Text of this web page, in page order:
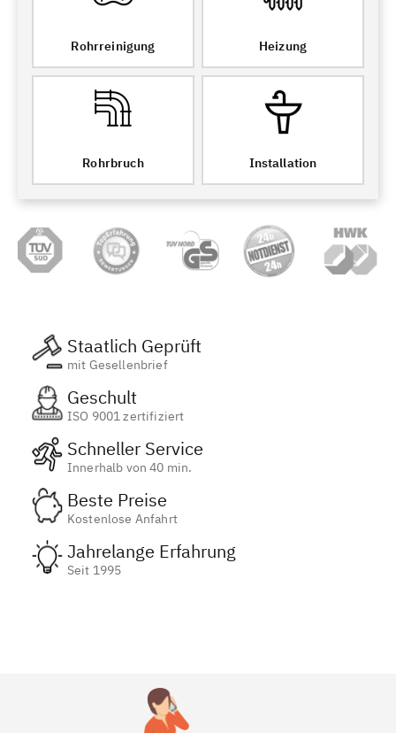
Rohrreinigung Heizung
Rohrbruch Installation
Staatlich Geprüft
mit Gesellenbrief
Geschult
ISO 9001 zertifiziert
Schneller Service
Innerhalb von 40 min.
Beste Preise
Kostenlose Anfahrt
Jahrelange Erfahrung
Seit 1995